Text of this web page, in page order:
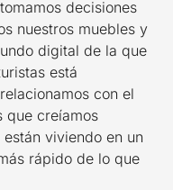
decisiones
nuestros muebles y
digital de la que
está
con el
que creíamos
viviendo en un
rápido de lo que